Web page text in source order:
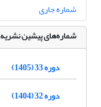
شماره جاری
شماره‌های پیشین نشریه
دوره 33 (1405)
دوره 32 (1404)